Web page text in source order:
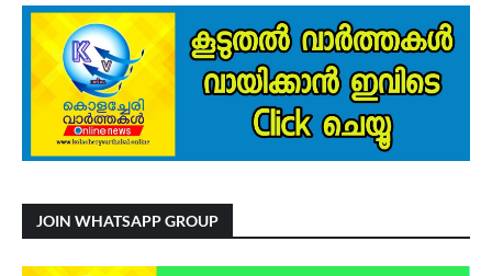
JOIN WHATSAPP GROUP